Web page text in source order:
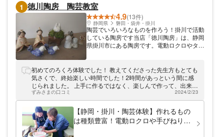
1 徳川陶房 陶芸教室
4.9(13件)
静岡県 磐田・袋井・掛川
陶芸でいろいろなものを作ろう！掛川で活動
している陶房です当店「徳川陶房」は、静岡
県掛川市にある陶房です。電動ロクロやタタ
も作ることができますよ。陶芸体験が初めて
の方やお子さまなど、皆さまお楽しみいただ
けます。掛川にお越しの際は、ぜひご参加く
初めてのろくろ体験でした！ 教えてくださった先生方もとても
気さくで、終始楽しい時間でした！2時間があっという間に感
じられました。 上手に作るではなく、楽しんで作って、出来上
がったものも楽しむことをモットーとされていて、初めてでも
変に緊張することもなく楽しむことができました。 先生方も優
しく丁寧に教えてくださり、我ながらなかなか良い出来のもの
が出来たのでは！？という感じです笑 とても楽しかった反面、
慣れてきたところで時間という感じだったので、今後もろくろ
をやりに行きたいなと思っています。
ずみさまの口コミ 2024/2/23
【静岡・掛川・陶芸体験】作れるもの
は種類豊富！電動ロクロや手びねりな